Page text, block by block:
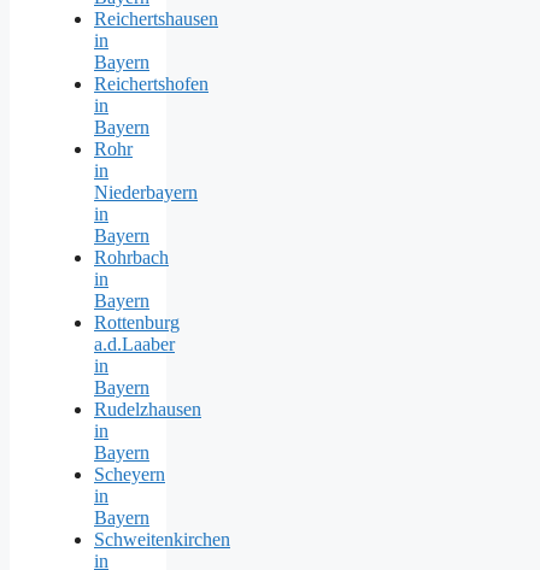
Reichertshausen
in
Bayern
Reichertshofen
in
Bayern
Rohr
in
Niederbayern
in
Bayern
Rohrbach
in
Bayern
Rottenburg
a.d.Laaber
in
Bayern
Rudelzhausen
in
Bayern
Scheyern
in
Bayern
Schweitenkirchen
in